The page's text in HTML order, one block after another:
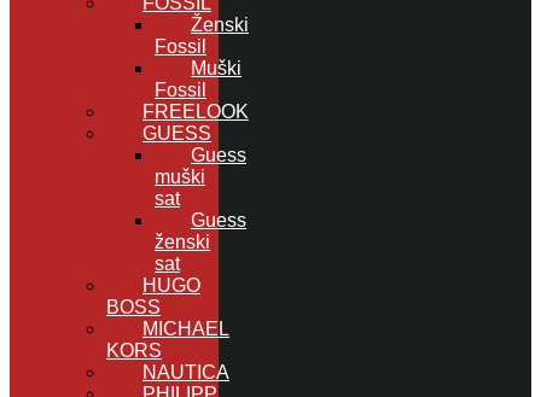
Ženski
Fossil
Muški
Fossil
FREELOOK
GUESS
Guess
muški
sat
Guess
ženski
sat
HUGO
BOSS
MICHAEL
KORS
NAUTICA